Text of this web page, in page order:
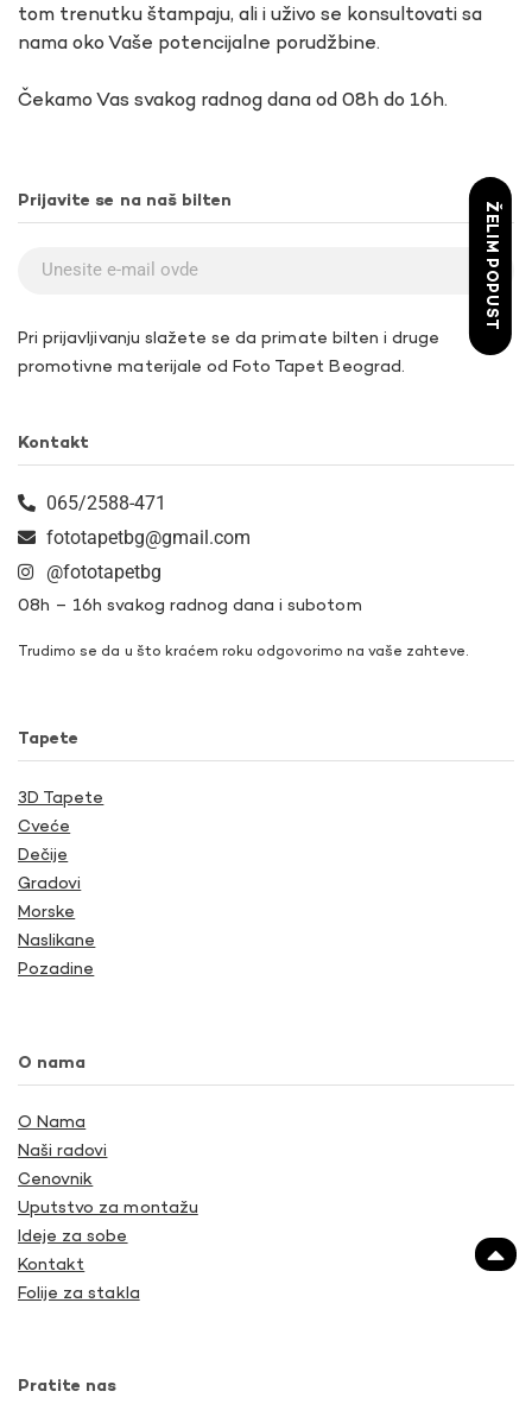
tom trenutku štampaju, ali i uživo se konsultovati sa
nama oko Vaše potencijalne porudžbine.
Čekamo Vas svakog radnog dana od 08h do 16h.
Prijavite se na naš bilten
Pri prijavljivanju slažete se da primate bilten i druge
promotivne materijale od Foto Tapet Beograd.
Kontakt
065/2588-471
fototapetbg@gmail.com
@fototapetbg
08h – 16h svakog radnog dana i subotom
Trudimo se da u što kraćem roku odgovorimo na vaše zahteve.
Tapete
3D Tapete
Cveće
Dečije
Gradovi
Morske
Naslikane
Pozadine
O nama
O Nama
Naši radovi
Cenovnik
Uputstvo za montažu
Ideje za sobe
Kontakt
Folije za stakla
Pratite nas
ŽELIM POPUST